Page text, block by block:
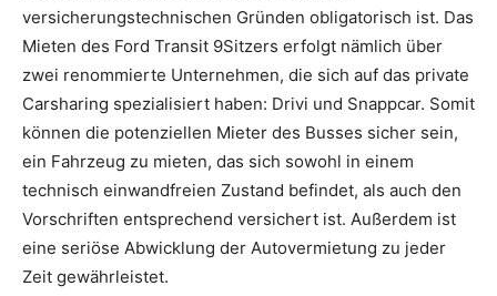
versicherungstechnischen Gründen obligatorisch ist. Das
Mieten des Ford Transit 9Sitzers erfolgt nämlich über
zwei renommierte Unternehmen, die sich auf das private
Carsharing spezialisiert haben: Drivi und Snappcar. Somit
können die potenziellen Mieter des Busses sicher sein,
ein Fahrzeug zu mieten, das sich sowohl in einem
technisch einwandfreien Zustand befindet, als auch den
Vorschriften entsprechend versichert ist. Außerdem ist
eine seriöse Abwicklung der Autovermietung zu jeder
Zeit gewährleistet.